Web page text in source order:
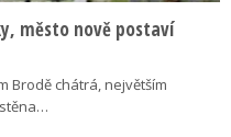
město nově postaví
Brodě chátrá, největším